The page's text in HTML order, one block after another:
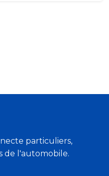
particuliers,
de l'automobile.